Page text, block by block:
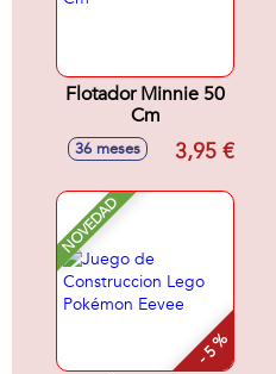
Flotador Minnie 50
Cm
36 meses 3,95 €
NOVEDAD
- 5 %